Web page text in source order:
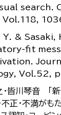
search.
Y. &
fit
Vol.52,
皆川琴音 「新
正・不満がも